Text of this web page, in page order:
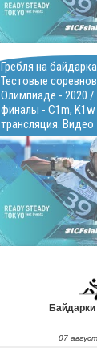
Гребля на
Тестовые
Олимпиаде - 2020
финалы - C1m, K1w
трансляция. Видео
Байдарки
07